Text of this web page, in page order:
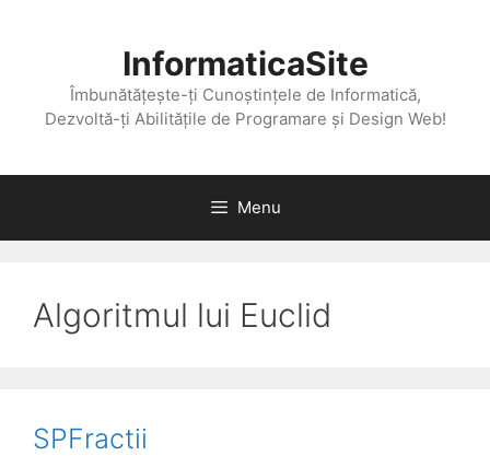
InformaticaSite
Îmbunătățește-ți Cunoștințele de Informatică,
Dezvoltă-ți Abilitățile de Programare și Design Web!
Menu
Algoritmul lui Euclid
SPFractii